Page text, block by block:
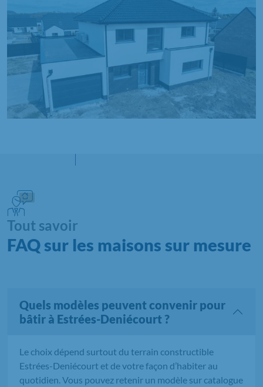
Tout savoir
FAQ sur les maisons sur mesure
Quels modèles peuvent convenir pour
bâtir à Estrées-Deniécourt ?
Le choix dépend surtout du terrain constructible
Estrées-Deniécourt et de votre façon d’habiter au
quotidien. Vous pouvez retenir un modèle sur catalogue